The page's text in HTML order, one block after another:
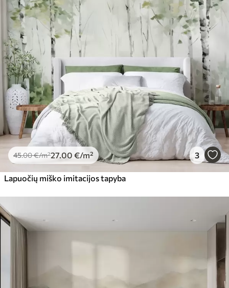
45.00€/m²27 .00 €/m² 3
Lapuočių miško imitacijos tapyba